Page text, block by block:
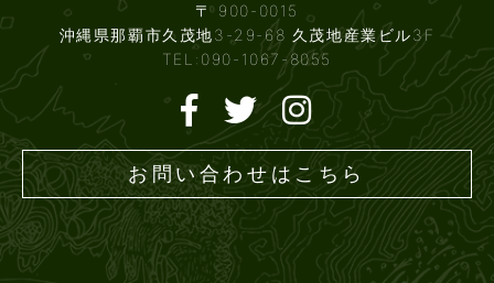
〒 900-0015
沖縄県那覇市久茂地3-29-68 久茂地産業ビル3F
TEL:090-1067-8055
お問い合わせはこちら